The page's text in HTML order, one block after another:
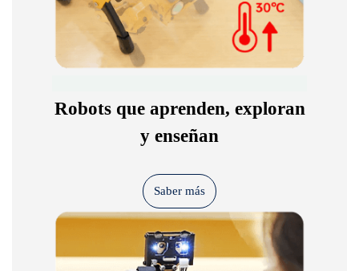
Robots que aprenden, exploran
y enseñan
Saber más